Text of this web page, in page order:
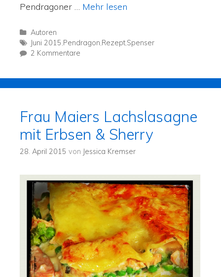
Pendragoner … Mehr lesen
Autoren
Juni 2015 Pendragon Rezept Spenser
2 Kommentare
Frau Maiers Lachslasagne
mit Erbsen & Sherry
28. April 2015 von Jessica Kremser